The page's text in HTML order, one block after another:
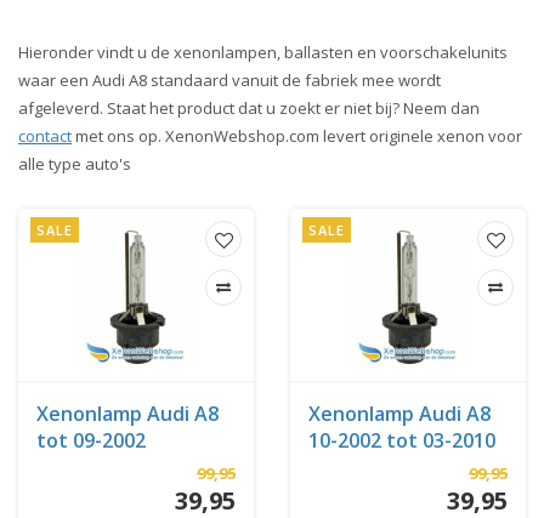
Hieronder vindt u de xenonlampen, ballasten en voorschakelunits
waar een Audi A8 standaard vanuit de fabriek mee wordt
afgeleverd. Staat het product dat u zoekt er niet bij? Neem dan
contactmet ons op. XenonWebshop.com levert originele xenon voor
alle type auto's
SALE
Xenonlamp Audi A8
tot 09-2002
99,95
39,95
SALE
Xenonlamp Audi A8
10-2002 tot 03-2010
99,95
39,95